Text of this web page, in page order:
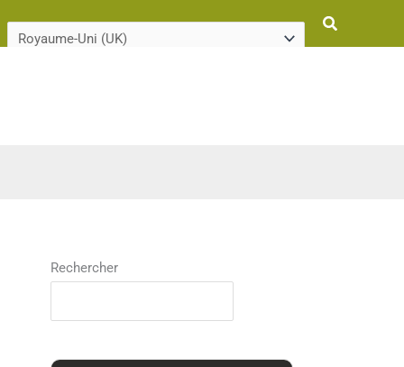
Rechercher
Rechercher